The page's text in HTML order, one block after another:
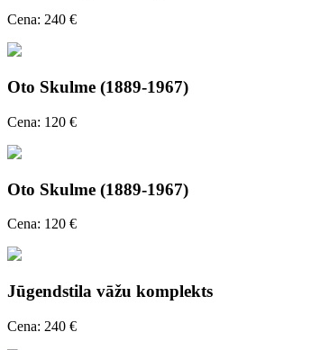
Cena: 240 €
Oto Skulme (1889-1967)
Cena: 120 €
Oto Skulme (1889-1967)
Cena: 120 €
Jūgendstila vāžu komplekts
Cena: 240 €